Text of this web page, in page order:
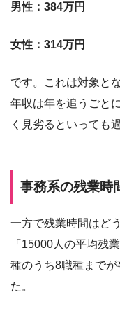
男性：384万円
女性：314万円
です。これは対象と
年収は年を追うごと
く見劣るといっても
事務系の残業時
一方で残業時間はど
「15000人の平均残
種のうち8職種まで
た。